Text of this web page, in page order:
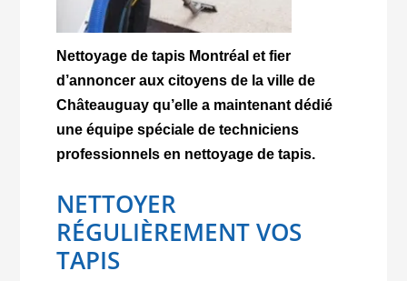
Nettoyage de tapis Montréal et fier
d’annoncer aux citoyens de la ville de
Châteauguay qu’elle a maintenant dédié
une équipe spéciale de techniciens
professionnels en nettoyage de tapis.
NETTOYER
RÉGULIÈREMENT VOS
TAPIS